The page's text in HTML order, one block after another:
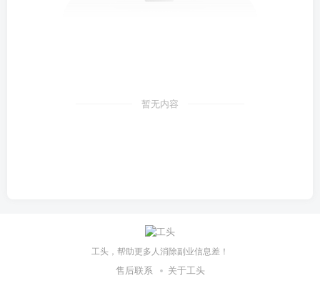
暂无内容
工头，帮助更多人消除副业信息差！
售后联系 关于工头